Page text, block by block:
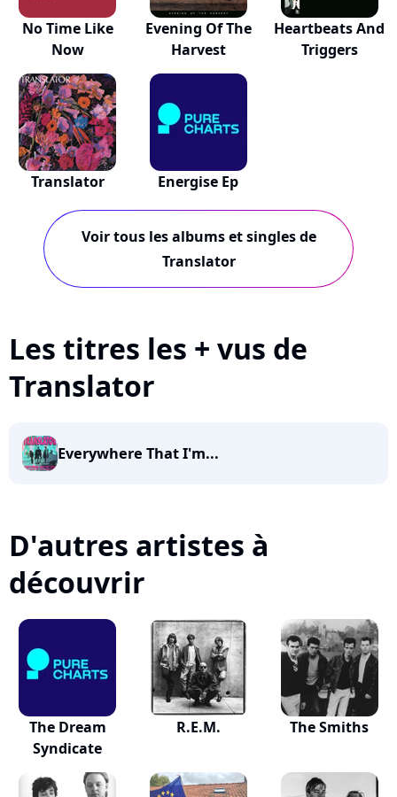
No Time Like
Now
Evening Of The
Harvest
Heartbeats And
Triggers
Translator Energise Ep
Voir tous les albums et singles de
Translator
Les titres les + vus de
Translator
Everywhere That I'm...
D'autres artistes à
découvrir
The Dream
Syndicate
R.E.M. The Smiths